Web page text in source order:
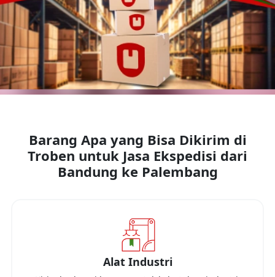
Barang Apa yang Bisa Dikirim di
Troben untuk Jasa Ekspedisi dari
Bandung ke Palembang
Alat Industri